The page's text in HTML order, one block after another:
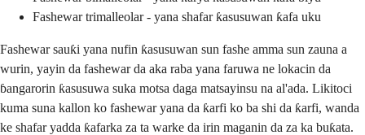
Fashewar trimalleolar - yana shafar ƙasusuwan ƙafa uku
Fashewar sauƙi yana nufin ƙasusuwan sun fashe amma sun zauna a
wurin, yayin da fashewar da aka raba yana faruwa ne lokacin da
ɓangarorin ƙasusuwa suka motsa daga matsayinsu na al'ada. Likitoci
kuma suna kallon ko fashewar yana da ƙarfi ko ba shi da ƙarfi, wanda
ke shafar yadda ƙafarka za ta warke da irin maganin da za ka buƙata.